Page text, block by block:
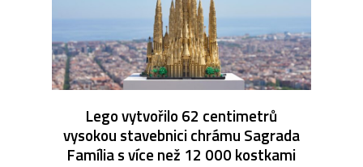
Lego vytvořilo 62 centimetrů
vysokou stavebnici chrámu Sagrada
Família s více než 12 000 kostkami